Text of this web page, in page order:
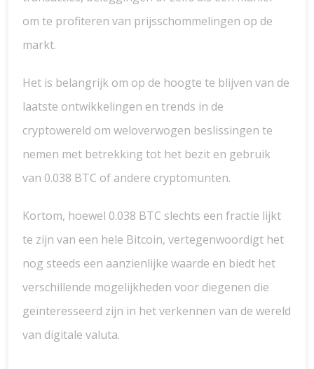
om te profiteren van prijsschommelingen op de
markt.
Het is belangrijk om op de hoogte te blijven van de
laatste ontwikkelingen en trends in de
cryptowereld om weloverwogen beslissingen te
nemen met betrekking tot het bezit en gebruik
van 0.038 BTC of andere cryptomunten.
Kortom, hoewel 0.038 BTC slechts een fractie lijkt
te zijn van een hele Bitcoin, vertegenwoordigt het
nog steeds een aanzienlijke waarde en biedt het
verschillende mogelijkheden voor diegenen die
geïnteresseerd zijn in het verkennen van de wereld
van digitale valuta.